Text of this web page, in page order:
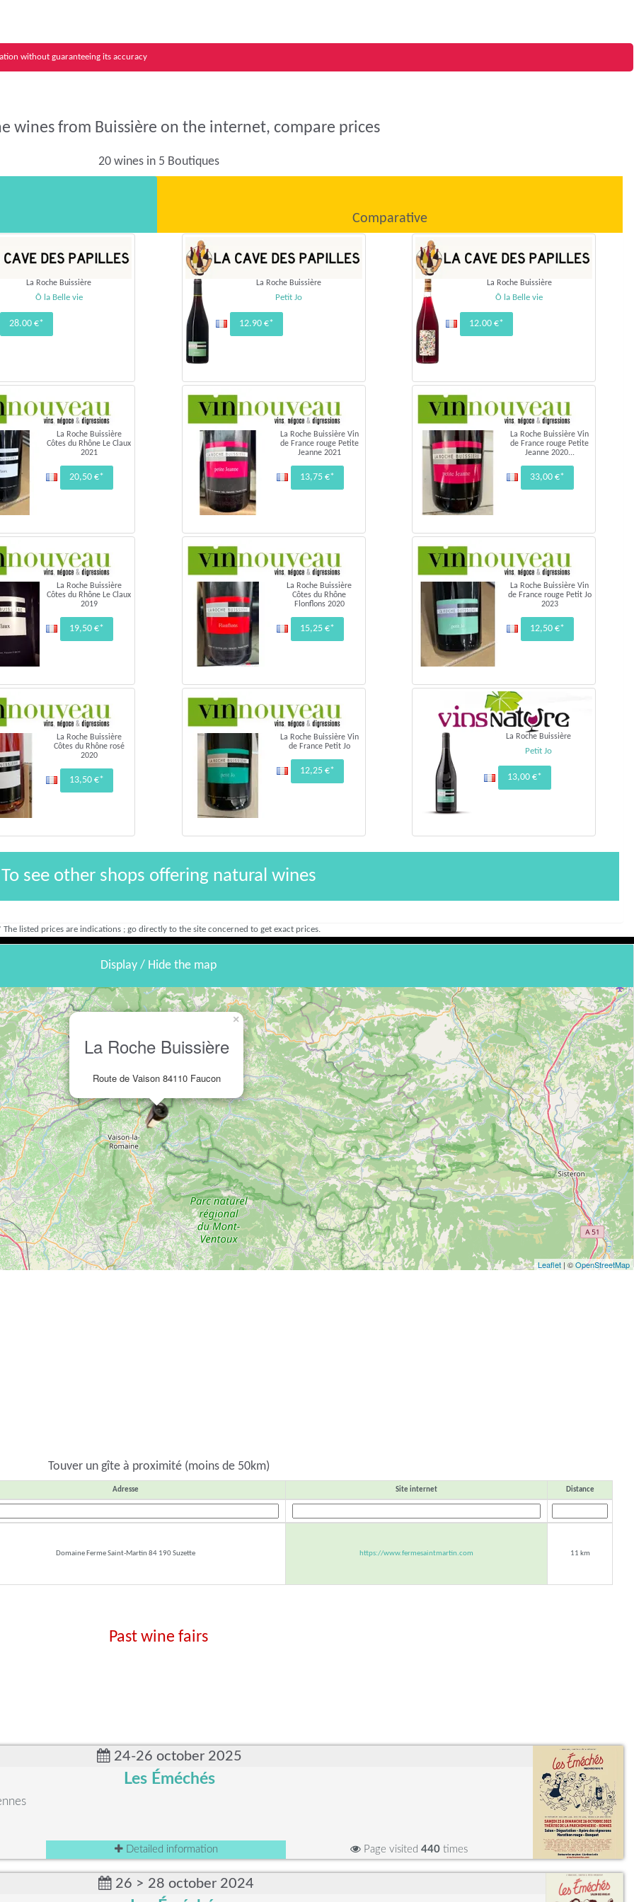
without guaranteeing its accuracy
wines from Buissière on the internet, compare prices
20 wines in 5 Boutiques
Comparative
La Roche Buissière
Ô la Belle vie
28.00 €*
La Roche Buissière
Petit Jo
12.90 €*
La Roche Buissière
Ô la Belle vie
12.00 €*
La Roche Buissière
Côtes du Rhône Le Claux
2021
20,50 €*
La Roche Buissière Vin
de France rouge Petite
Jeanne 2021
13,75 €*
La Roche Buissière Vin
de France rouge Petite
Jeanne 2020...
33,00 €*
La Roche Buissière
Côtes du Rhône Le Claux
2019
19,50 €*
La Roche Buissière
Côtes du Rhône
Flonflons 2020
15,25 €*
La Roche Buissière Vin
de France rouge Petit Jo
2023
12,50 €*
La Roche Buissière
Côtes du Rhône rosé
2020
13,50 €*
La Roche Buissière Vin
de France Petit Jo
12,25 €*
La Roche Buissière
Petit Jo
13,00 €*
To see other shops offering natural wines
The listed prices are indications ; go directly to the site concerned to get exact prices.
Display / Hide the map
La Roche Buissière
Route de Vaison 84110 Faucon
×
Leaflet | ©OpenStreetMap
Touver un gîte à proximité (moins de 50km)
Adresse Site internet Distance
Domaine Ferme Saint-Martin 84 190 Suzette https://www.fermesaintmartin.com 11 km
Past wine fairs
24-26 october 2025
Les Éméchés
Detailed information Page visited 440 times
26 > 28 october 2024